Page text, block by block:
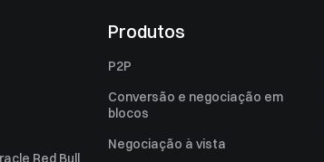
Red Bull
Produtos
P2P
Conversão e negociação em
blocos
Negociação à vista